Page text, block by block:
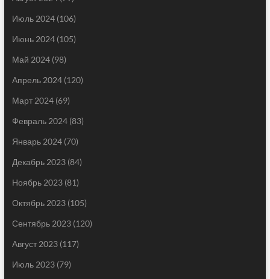
Июль 2024(106)
Июнь 2024(105)
Май 2024(98)
Апрель 2024(120)
Март 2024(69)
Февраль 2024(83)
Январь 2024(70)
Декабрь 2023(84)
Ноябрь 2023(81)
Октябрь 2023(105)
Сентябрь 2023(120)
Август 2023(117)
Июль 2023(79)